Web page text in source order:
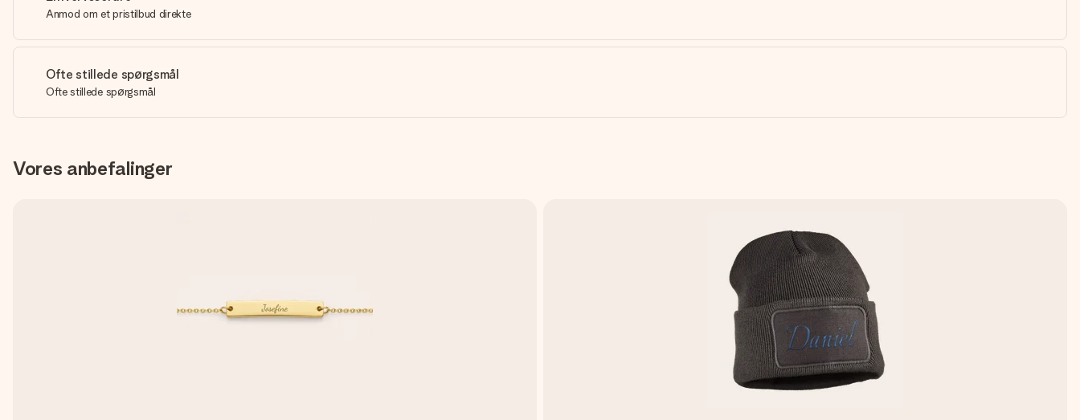
Anmod om et pristilbud direkte
Ofte stillede spørgsmål
Ofte stillede spørgsmål
Vores anbefalinger